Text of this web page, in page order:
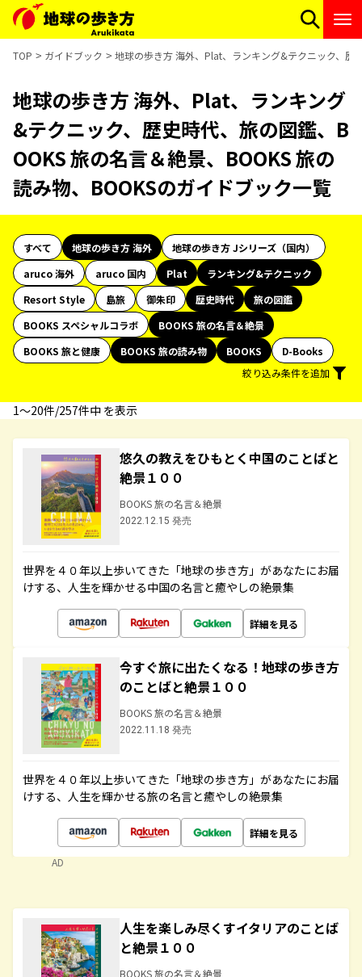
TOP ガイドブック 地球の歩き方 海外、Plat、ランキング&テクニック、歴
地球の歩き方 海外、Plat、ランキング
&テクニック、歴史時代、旅の図鑑、B
OOKS 旅の名言＆絶景、BOOKS 旅の
読み物、BOOKSのガイドブック一覧
すべて 地球の歩き方 海外
地球の歩き方 Jシリーズ（国内）
aruco 海外
aruco 国内 Plat
ランキング&テクニック
Resort Style
島旅 御朱印 歴史時代
旅の図鑑
BOOKS スペシャルコラボ
BOOKS 旅の名言＆絶景
BOOKS 旅と健康
BOOKS 旅の読み物 BOOKS
D-Books
絞り込み条件を追加
1〜20件/257件中 を表示
悠久の教えをひもとく中国のことばと
絶景１００
BOOKS 旅の名言＆絶景
2022.12.15 発売
世界を４０年以上歩いてきた「地球の歩き方」があなたにお届
けする、人生を輝かせる中国の名言と癒やしの絶景集
詳細を見る
今すぐ旅に出たくなる！地球の歩き方
のことばと絶景１００
BOOKS 旅の名言＆絶景
2022.11.18 発売
世界を４０年以上歩いてきた「地球の歩き方」があなたにお届
けする、人生を輝かせる旅の名言と癒やしの絶景集
詳細を見る
AD
人生を楽しみ尽くすイタリアのことば
と絶景１００
BOOKS 旅の名言＆絶景